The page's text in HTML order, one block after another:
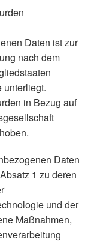
Daten ist zur
nach dem
unterliegt.
in Bezug auf
Daten
1 zu deren
und der
Maßnahmen,